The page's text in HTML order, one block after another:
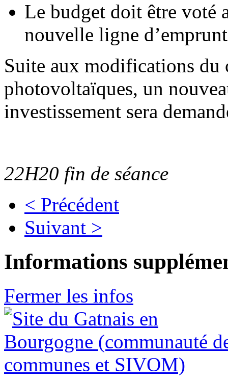
Le budget doit être voté
nouvelle ligne
Suite aux modifications du
photovoltaïques, un
investissement sera
22H20 fin de séance
< Précédent
Suivant >
Informations
Fermer les infos